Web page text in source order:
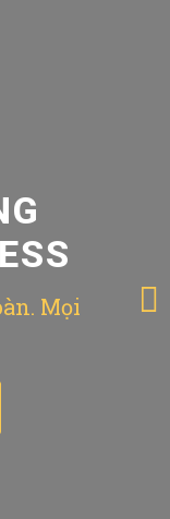
Mọi